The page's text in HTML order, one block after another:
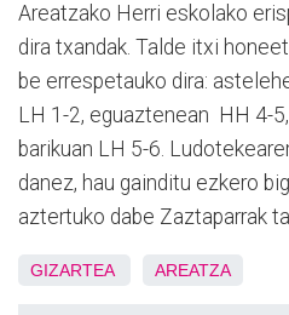
Areatzako Herri eskolako
dira txandak. Talde itxi
be errespetauko dira:
LH 1-2, eguaztenean HH 4-
barikuan LH 5-6.
danez, hau gainditu ezkero
aztertuko dabe Zaztaparrak
GIZARTEA AREATZA